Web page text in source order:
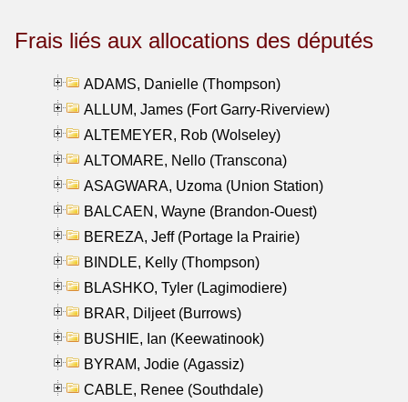
Frais liés aux allocations des députés
ADAMS, Danielle (Thompson)
ALLUM, James (Fort Garry-Riverview)
ALTEMEYER, Rob (Wolseley)
ALTOMARE, Nello (Transcona)
ASAGWARA, Uzoma (Union Station)
BALCAEN, Wayne (Brandon-Ouest)
BEREZA, Jeff (Portage la Prairie)
BINDLE, Kelly (Thompson)
BLASHKO, Tyler (Lagimodiere)
BRAR, Diljeet (Burrows)
BUSHIE, Ian (Keewatinook)
BYRAM, Jodie (Agassiz)
CABLE, Renee (Southdale)